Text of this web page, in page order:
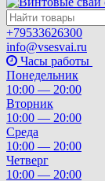
+79533626300
info@vsesvai.ru
Часы работы
Понедельник
10:00 — 20:00
Вторник
10:00 — 20:00
Среда
10:00 — 20:00
Четверг
10:00 — 20:00